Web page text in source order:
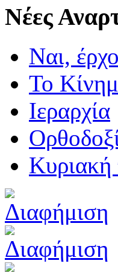
Νέες
Ναι,
Το
Ιεραρχία
Κυριακή